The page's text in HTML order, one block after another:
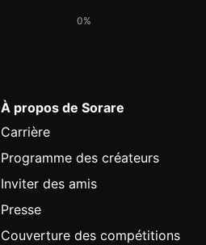
0%
À propos de Sorare
Carrière
Programme des créateurs
Inviter des amis
Presse
Couverture des compétitions